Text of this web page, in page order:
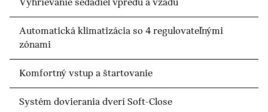
Vyhrievanie sedadiel vpredu a vzadu
Automatická klimatizácia so 4 regulovateľnými
zónami
Komfortný vstup a štartovanie
Systém dovierania dverí Soft-Close